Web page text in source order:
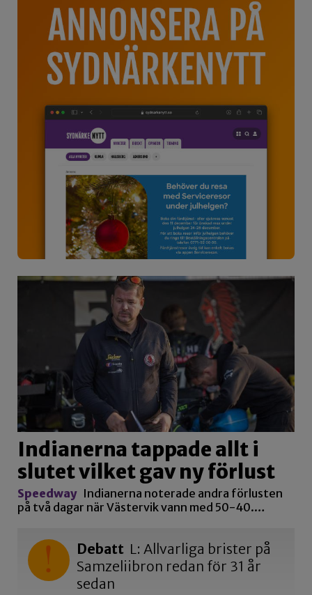
Indianerna tappade allt i
slutet vilket gav ny förlust
Speedway Indianerna noterade andra förlusten
på två dagar när Västervik vann med 50-40.…
Debatt L: Allvarliga brister på
Samzeliibron redan för 31 år
sedan